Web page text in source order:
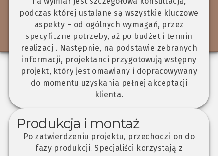
podczas której ustalane są wszystkie kluczowe
aspekty – od ogólnych wymagań, przez
specyficzne potrzeby, aż po budżet i termin
realizacji. Następnie, na podstawie zebranych
informacji, projektanci przygotowują wstępny
projekt, który jest omawiany i dopracowywany
do momentu uzyskania pełnej akceptacji
klienta.
Produkcja i montaż
Po zatwierdzeniu projektu, przechodzi on do
fazy produkcji. Specjaliści korzystają z